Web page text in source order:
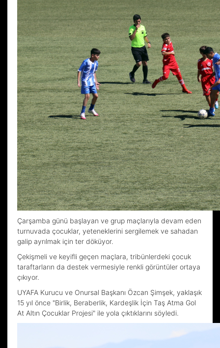
Çarşamba günü başlayan ve grup maçlarıyla devam eden
turnuvada çocuklar, yeteneklerini sergilemek ve sahadan
galip ayrılmak için ter döküyor.
Çekişmeli ve keyifli geçen maçlara, tribünlerdeki çocuk
taraftarların da destek vermesiyle renkli görüntüler ortaya
çıkıyor.
UYAFA Kurucu ve Onursal Başkanı Özcan Şimşek, yaklaşık
15 yıl önce "Birlik, Beraberlik, Kardeşlik İçin Taş Atma Gol
At Altın Çocuklar Projesi" ile yola çıktıklarını söyledi.